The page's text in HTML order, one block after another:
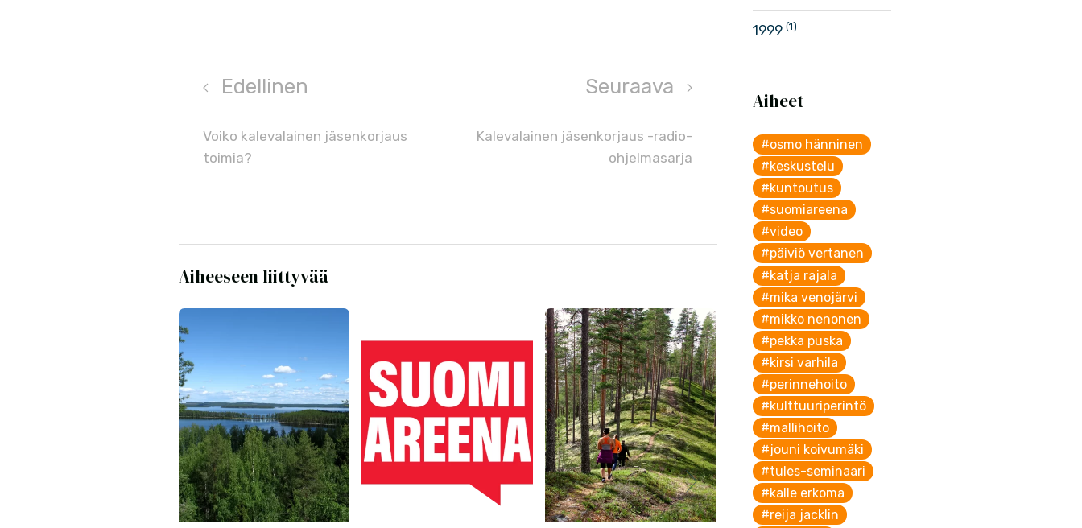
Edellinen
Voiko kalevalainen jäsenkorjaus
toimia?
Seuraava
Kalevalainen jäsenkorjaus -radio-
ohjelmasarja
Aiheeseen liittyvää
1999 (1)
Aiheet
#osmo hänninen
#keskustelu
#kuntoutus
#suomiareena
#video
#päiviö vertanen
#katja rajala
#mika venojärvi
#mikko nenonen
#pekka puska
#kirsi varhila
#perinnehoito
#kulttuuriperintö
#mallihoito
#jouni koivumäki
#tules-seminaari
#kalle erkoma
#reija jacklin